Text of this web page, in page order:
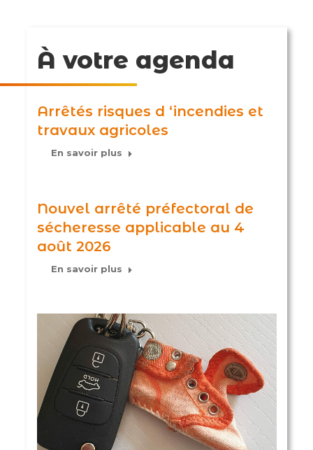
À votre agenda
Arrêtés risques d ‘incendies et
travaux agricoles
En savoir plus
Nouvel arrêté préfectoral de
sécheresse applicable au 4
août 2026
En savoir plus